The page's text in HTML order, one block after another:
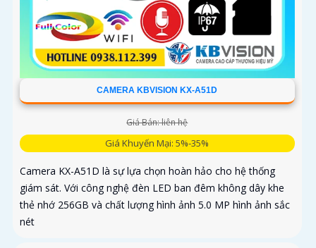
CAMERA KBVISION KX-A51D
Giá Bán: liên hệ
Giá Khuyến Mại: 5%-35%
Camera KX-A51D là sự lựa chọn hoàn hảo cho hệ thống
giám sát. Với công nghệ đèn LED ban đêm không dây khe
thẻ nhớ 256GB và chất lượng hình ảnh 5.0 MP hình ảnh sắc
nét